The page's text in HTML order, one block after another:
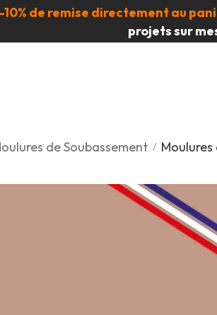
-10% de remise directement au
projets sur
de Soubassement